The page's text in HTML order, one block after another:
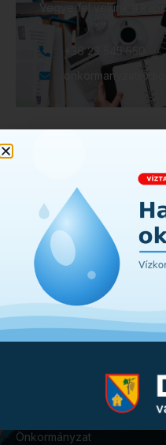
Vegye fel velünk a
+36 23 545 550
2049 Diósd, Szent
onkormanyzat@diosd.hu
+36 23 545 550
Önkormányzat